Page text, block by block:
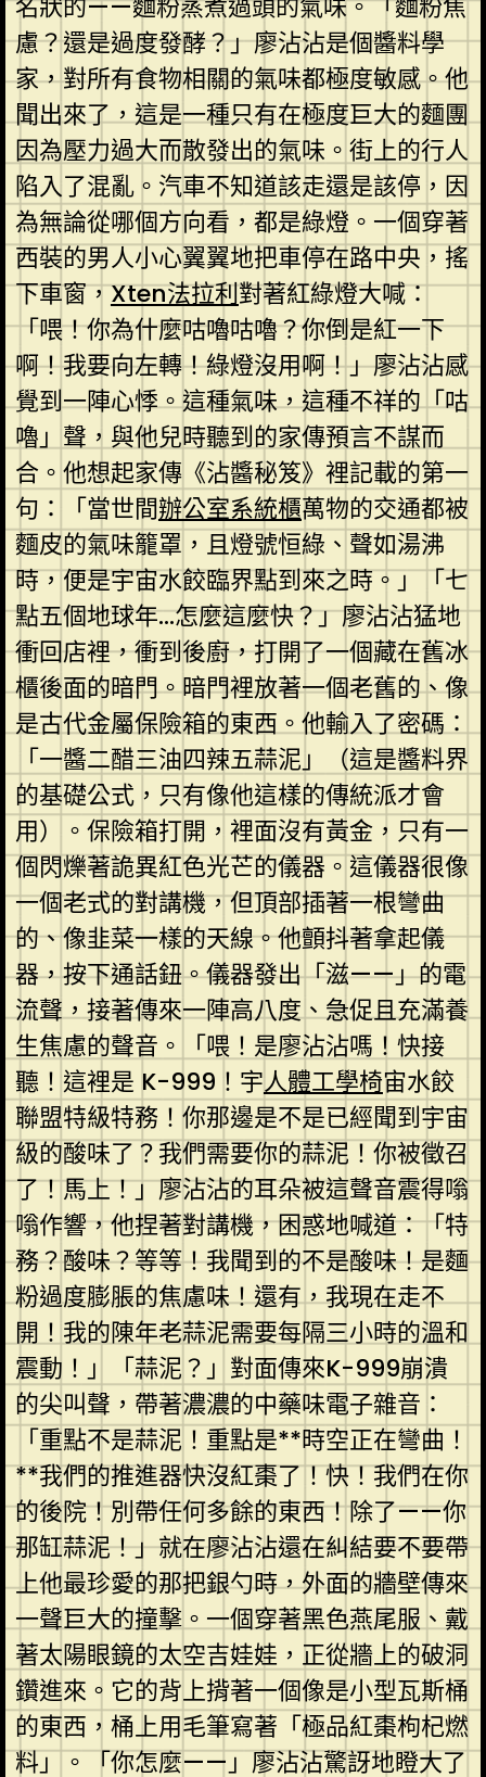
名狀的——麵粉蒸煮過頭的氣味。「麵粉焦
慮？還是過度發酵？」廖沾沾是個醬料學
家，對所有食物相關的氣味都極度敏感。他
聞出來了，這是一種只有在極度巨大的麵團
因為壓力過大而散發出的氣味。街上的行人
陷入了混亂。汽車不知道該走還是該停，因
為無論從哪個方向看，都是綠燈。一個穿著
西裝的男人小心翼翼地把車停在路中央，搖
下車窗，Xten法拉利對著紅綠燈大喊：
「喂！你為什麼咕嚕咕嚕？你倒是紅一下
啊！我要向左轉！綠燈沒用啊！」廖沾沾感
覺到一陣心悸。這種氣味，這種不祥的「咕
嚕」聲，與他兒時聽到的家傳預言不謀而
合。他想起家傳《沾醬秘笈》裡記載的第一
句：「當世間辦公室系統櫃萬物的交通都被
麵皮的氣味籠罩，且燈號恒綠、聲如湯沸
時，便是宇宙水餃臨界點到來之時。」「七
點五個地球年…怎麼這麼快？」廖沾沾猛地
衝回店裡，衝到後廚，打開了一個藏在舊冰
櫃後面的暗門。暗門裡放著一個老舊的、像
是古代金屬保險箱的東西。他輸入了密碼：
「一醬二醋三油四辣五蒜泥」（這是醬料界
的基礎公式，只有像他這樣的傳統派才會
用）。保險箱打開，裡面沒有黃金，只有一
個閃爍著詭異紅色光芒的儀器。這儀器很像
一個老式的對講機，但頂部插著一根彎曲
的、像韭菜一樣的天線。他顫抖著拿起儀
器，按下通話鈕。儀器發出「滋——」的電
流聲，接著傳來一陣高八度、急促且充滿養
生焦慮的聲音。「喂！是廖沾沾嗎！快接
聽！這裡是 K-999！宇人體工學椅宙水餃
聯盟特級特務！你那邊是不是已經聞到宇宙
級的酸味了？我們需要你的蒜泥！你被徵召
了！馬上！」廖沾沾的耳朵被這聲音震得嗡
嗡作響，他捏著對講機，困惑地喊道：「特
務？酸味？等等！我聞到的不是酸味！是麵
粉過度膨脹的焦慮味！還有，我現在走不
開！我的陳年老蒜泥需要每隔三小時的溫和
震動！」「蒜泥？」對面傳來K-999崩潰
的尖叫聲，帶著濃濃的中藥味電子雜音：
「重點不是蒜泥！重點是**時空正在彎曲！
**我們的推進器快沒紅棗了！快！我們在你
的後院！別帶任何多餘的東西！除了——你
那缸蒜泥！」就在廖沾沾還在糾結要不要帶
上他最珍愛的那把銀勺時，外面的牆壁傳來
一聲巨大的撞擊。一個穿著黑色燕尾服、戴
著太陽眼鏡的太空吉娃娃，正從牆上的破洞
鑽進來。它的背上揹著一個像是小型瓦斯桶
的東西，桶上用毛筆寫著「極品紅棗枸杞燃
料」。「你怎麼——」廖沾沾驚訝地瞪大了